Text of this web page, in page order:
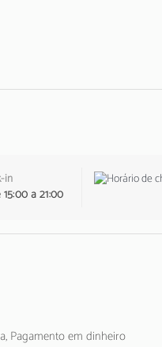
in
a 21:00
Pagamento em dinheiro